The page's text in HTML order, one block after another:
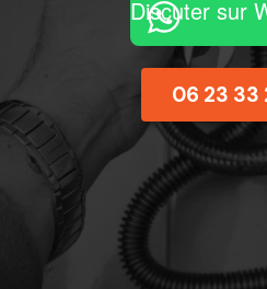
Discuter sur
06 23 33